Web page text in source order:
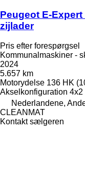
Peugeot E-
zijlader
Pris efter forespørgsel
Kommunalmaskiner -
2024
5.657 km
Motorydelse 136 HK
Akselkonfiguration 4x2
Nederlandene,
CLEANMAT
Kontakt sælgeren